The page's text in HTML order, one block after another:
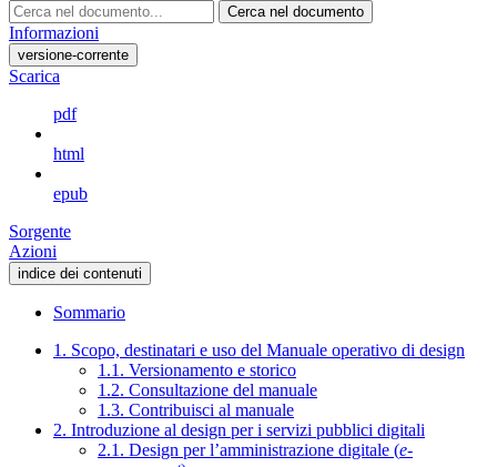
Cerca nel documento
Informazioni
versione-corrente
Scarica
pdf
html
epub
Sorgente
Azioni
indice dei contenuti
Sommario
1. Scopo, destinatari e uso del Manuale operativo di design
1.1. Versionamento e storico
1.2. Consultazione del manuale
1.3. Contribuisci al manuale
2. Introduzione al design per i servizi pubblici digitali
2.1. Design per l’amministrazione digitale (e-